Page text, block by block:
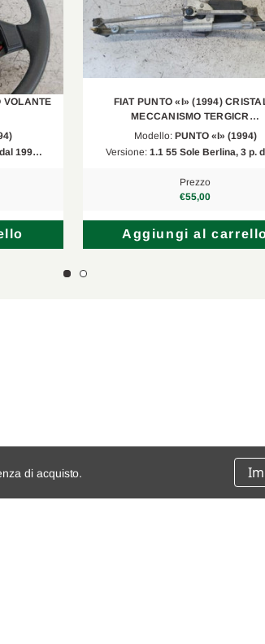
VOLANTE
199…
FIAT PUNTO «I» (1994)
MECCANISMO TERGICR…
Modello: PUNTO «I» (1994)
Versione: 1.1 55 Sole Berlina, 3 p.
Prezzo
€55,00
Aggiungi al
di acquisto.